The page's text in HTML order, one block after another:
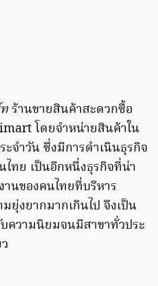
ร้านขายสินค้าสะดวกซื้อ
โดยจำหน่ายสินค้าใน
ะจำวัน ซึ่งมีการดำเนินธุรกิจ
ไทย เป็นอีกหนึ่งธุรกิจที่น่า
านของคนไทยที่บริหาร
งยากมากเกินไป จึงเป็น
ความนิยมจนมีสาขาทั่วประ